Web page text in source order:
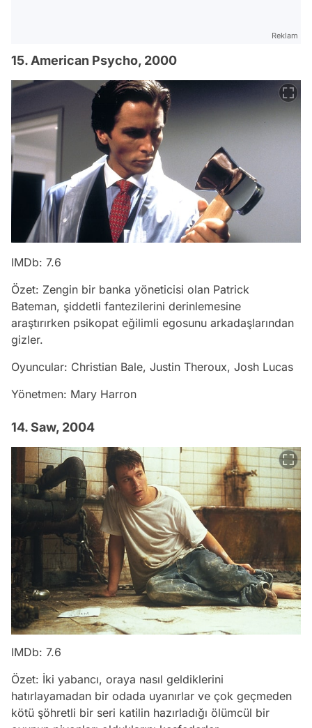
Reklam
15. American Psycho, 2000
IMDb: 7.6
Özet: Zengin bir banka yöneticisi olan Patrick
Bateman, şiddetli fantezilerini derinlemesine
araştırırken psikopat eğilimli egosunu arkadaşlarından
gizler.
Oyuncular: Christian Bale, Justin Theroux, Josh Lucas
Yönetmen: Mary Harron
14. Saw, 2004
IMDb: 7.6
Özet: İki yabancı, oraya nasıl geldiklerini
hatırlayamadan bir odada uyanırlar ve çok geçmeden
kötü şöhretli bir seri katilin hazırladığı ölümcül bir